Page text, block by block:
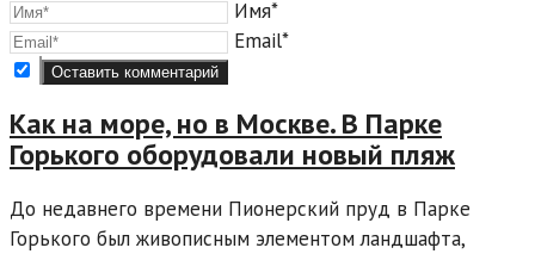
Имя*
Email*
Как на море, но в Москве. В Парке
Горького оборудовали новый пляж
До недавнего времени Пионерский пруд в Парке
Горького был живописным элементом ландшафта,